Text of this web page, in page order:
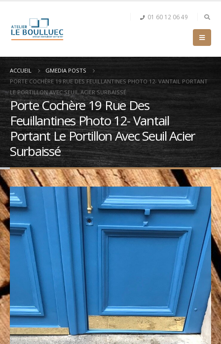
01 60 12 06 49
ACCUEIL
GMEDIA POSTS
PORTE COCHÈRE 19 RUE DES FEUILLANTINES PHOTO 12- VANTAIL PORTANT
LE PORTILLON AVEC SEUIL ACIER SURBAISSÉ
Porte Cochère 19 Rue Des
Feuillantines Photo 12- Vantail
Portant Le Portillon Avec Seuil Acier
Surbaissé